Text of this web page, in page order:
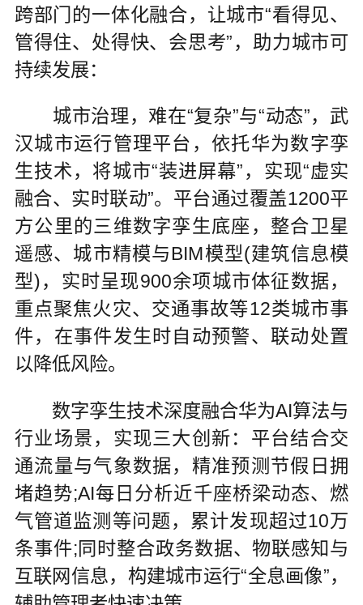
跨部门的一体化融合，让城市“看得见、
管得住、处得快、会思考”，助力城市可
持续发展：
城市治理，难在“复杂”与“动态”，武
汉城市运行管理平台，依托华为数字孪
生技术，将城市“装进屏幕”，实现“虚实
融合、实时联动”。平台通过覆盖1200平
方公里的三维数字孪生底座，整合卫星
遥感、城市精模与BIM模型(建筑信息模
型)，实时呈现900余项城市体征数据，
重点聚焦火灾、交通事故等12类城市事
件，在事件发生时自动预警、联动处置
以降低风险。
数字孪生技术深度融合华为AI算法与
行业场景，实现三大创新：平台结合交
通流量与气象数据，精准预测节假日拥
堵趋势;AI每日分析近千座桥梁动态、燃
气管道监测等问题，累计发现超过10万
条事件;同时整合政务数据、物联感知与
互联网信息，构建城市运行“全息画像”，